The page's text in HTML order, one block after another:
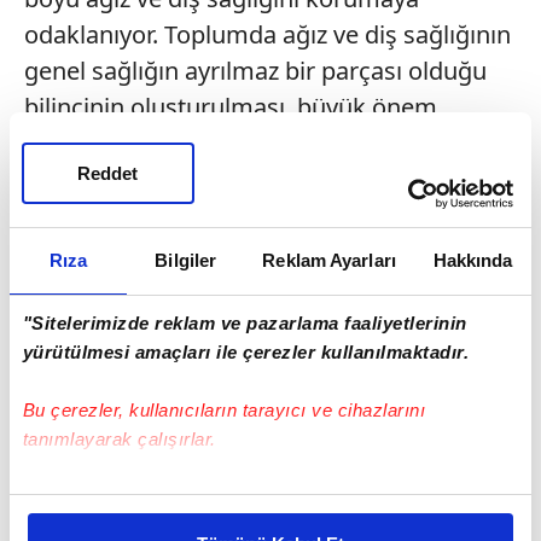
Rıza Bilgiler Reklam Ayarları Hakkında
"Sitelerimizde reklam ve pazarlama faaliyetlerinin
yürütülmesi amaçları ile çerezler kullanılmaktadır.
Bu çerezler, kullanıcıların tarayıcı ve cihazlarını
tanımlayarak çalışırlar.
Bu çerezlere izin vermeniz halinde sizlere özel
Reddet
odaklanıyor. Toplumda ağız ve diş sağlığının
genel sağlığın ayrılmaz bir parçası olduğu
bilincinin oluşturulması, büyük önem
taşıyor. Diş çürüğü başta olmak üzere ağız
hastalıklarının önemli bir kısmı, önlenebilir
hastalıklar. Sağlıklı bir vücut için önce ağız
sağlığı gerekir. Doğru ağız bakım
alışkanlıklarının erken yaşta kazanılması,
yaşam boyu sağlık için kritik derecede
önemli. "